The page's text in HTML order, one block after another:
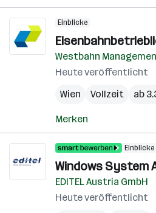
Einblicke
Westbahn
Heute veröffentlicht
Wien
Vollzeit ab
Merken
Einblicke
Windows System
EDITEL Austria GmbH
Heute veröffentlicht